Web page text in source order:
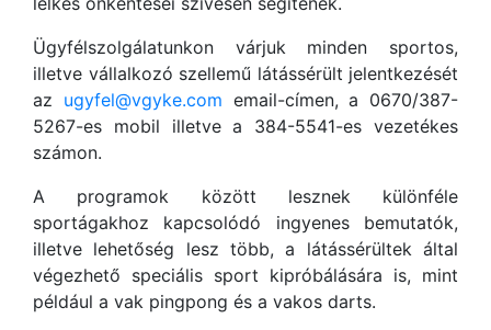
Ügyfélszolgálatunkon várjuk minden sportos,
illetve vállalkozó szellemű látássérült jelentkezését
az ugyfel@vgyke.com email-címen, a 0670/387-
5267-es mobil illetve a 384-5541-es vezetékes
számon.
A programok között lesznek különféle
sportágakhoz kapcsolódó ingyenes bemutatók,
illetve lehetőség lesz több, a látássérültek által
végezhető speciális sport kipróbálására is, mint
például a vak pingpong és a vakos darts.